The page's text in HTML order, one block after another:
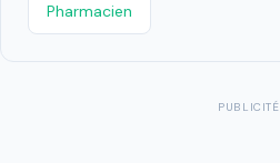
Pharmacien
PUBLICITÉ